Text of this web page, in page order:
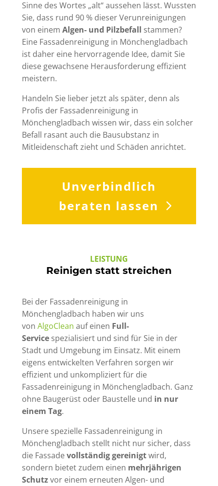
Sinne des Wortes „alt“ aussehen lässt. Wussten
Sie, dass rund 90 % dieser Verunreinigungen
von einem Algen- und Pilzbefall stammen?
Eine Fassadenreinigung in Mönchengladbach
ist daher eine hervorragende Idee, damit Sie
diese gewachsene Herausforderung effizient
meistern.
Handeln Sie lieber jetzt als später, denn als
Profis der Fassadenreinigung in
Mönchengladbach wissen wir, dass ein solcher
Befall rasant auch die Bausubstanz in
Mitleidenschaft zieht und Schäden anrichtet.
Unverbindlich
beraten lassen
LEISTUNG
Reinigen statt streichen
Bei der Fassadenreinigung in
Mönchengladbach haben wir uns
von AlgoClean auf einen Full-
Servicespezialisiert und sind für Sie in der
Stadt und Umgebung im Einsatz. Mit einem
eigens entwickelten Verfahren sorgen wir
effizient und unkompliziert für die
Fassadenreinigung in Mönchengladbach. Ganz
ohne Baugerüst oder Baustelle und in nur
einem Tag.
Unsere spezielle Fassadenreinigung in
Mönchengladbach stellt nicht nur sicher, dass
die Fassadevollständig gereinigtwird,
sondern bietet zudem einen mehrjährigen
Schutzvor einem erneuten Algen- und